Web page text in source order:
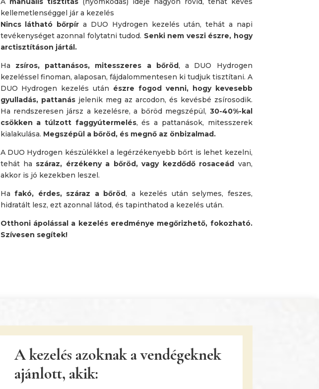
kellemetlenséggel jár a kezelés
Nincs látható bőrpír a DUO Hydrogen kezelés után, tehát a napi
tevékenységet azonnal folytatni tudod. Senki nem veszi észre, hogy
arctisztításon jártál.
Ha zsíros, pattanásos, mitesszeres a bőröd, a DUO Hydrogen
kezeléssel finoman, alaposan, fájdalommentesen ki tudjuk tisztítani. A
DUO Hydrogen kezelés után észre fogod venni, hogy kevesebb
gyulladás, pattanásjelenik meg az arcodon, és kevésbé zsírosodik.
Ha rendszeresen jársz a kezelésre, a bőröd megszépül, 30-40%-kal
csökken a túlzott faggyútermelés, és a pattanások, mitesszerek
kialakulása. Megszépül a bőröd, és megnő az önbizalmad.
A DUO Hydrogen készülékkel a legérzékenyebb bőrt is lehet kezelni,
tehát ha száraz, érzékeny a bőröd, vagy kezdődő rosaceád van,
akkor is jó kezekben leszel.
Hafakó, érdes, száraz a bőröd, a kezelés után selymes, feszes,
hidratált lesz, ezt azonnal látod, és tapinthatod a kezelés után.
Otthoni ápolással a kezelés eredménye megőrizhető, fokozható.
Szívesen segítek!
A kezelés azoknak a vendégeknek
ajánlott, akik: